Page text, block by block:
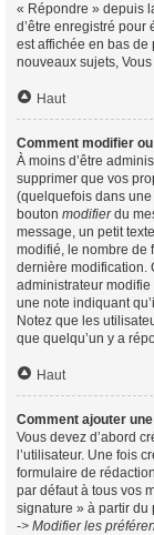
« Répondre » depuis
d’être enregistré
est affichée en bas de
nouveaux sujets, Vous
Haut
Comment modifier
À moins d’être
supprimer que vos
(quelquefois dans
bouton modifierdu
message, un petit
modifié, le nombre de
dernière modification.
administrateur
une note indiquant
Notez que les
que quelqu’un y a
Haut
Comment ajouter
Vous devez d’abord
l’utilisateur. Une fois
formulaire de
par défaut à tous vos
signature » à partir du
-> Modifier les